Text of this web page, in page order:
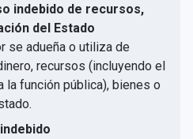
indebido de recursos,
del Estado
se adueña o utiliza de
recursos (incluyendo el
la función pública), bienes o